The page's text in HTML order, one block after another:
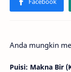
Anda mungkin
Puisi: Makna Bir